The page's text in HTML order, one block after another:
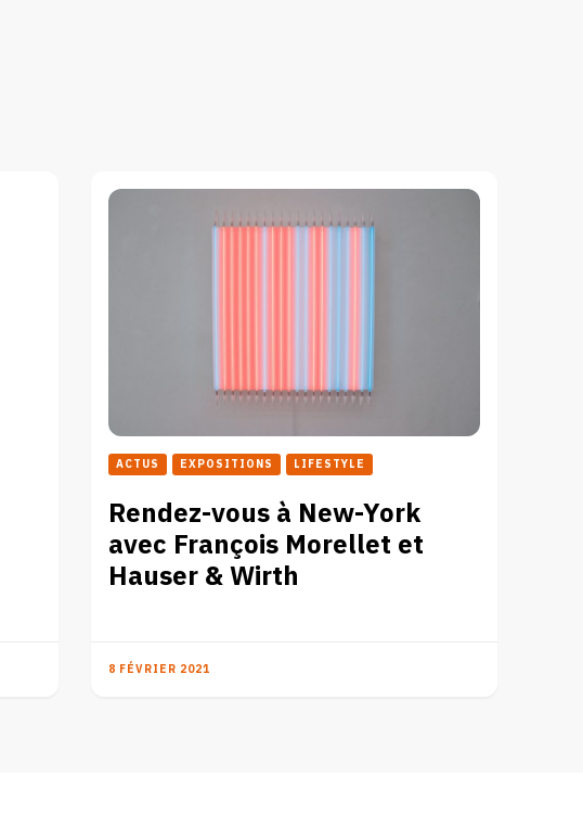
ACTUS EXPOSITIONS LIFESTYLE
Rendez-vous à New-York
avec François Morellet et
Hauser & Wirth
8 FÉVRIER 2021